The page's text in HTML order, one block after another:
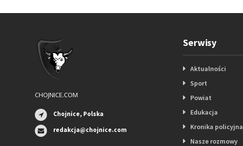
CHOJNICE.COM
Chojnice, Polska
redakcja@chojnice.com
Serwisy
Aktualności
Sport
Powiat
Edukacja
Kronika policyjna
Nasze rozmowy